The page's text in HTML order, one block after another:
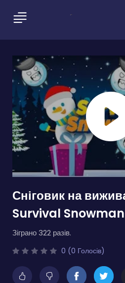
Сніговик на
Survival Snowman
Зіграно 322 разів.
0 (0 Голосів)